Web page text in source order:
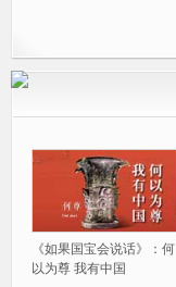
《如果国宝会说话》：何
以为尊 我有中国